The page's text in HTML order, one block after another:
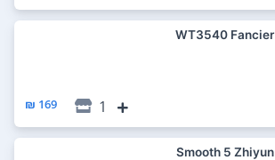
WT3540 Fancier
1
169 ₪
Smooth 5 Zhiyun